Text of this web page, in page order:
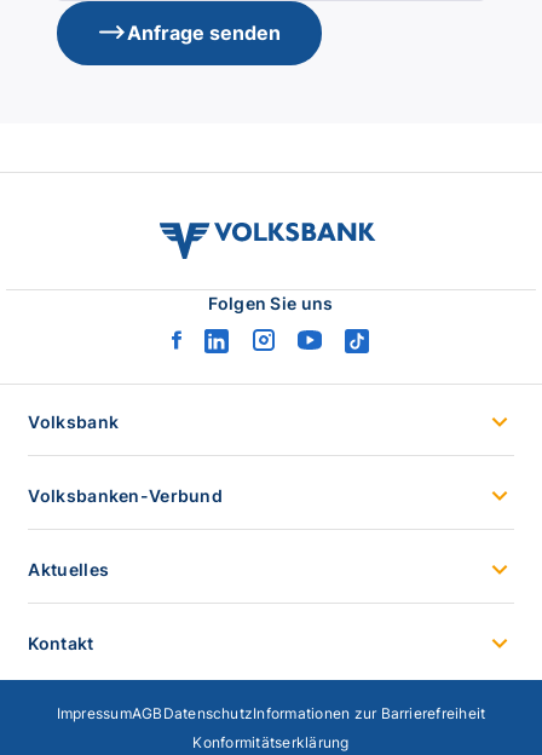
Anfrage senden
volksbank
Folgen Sie uns
facebook
linkedininstagram
youtubetiktok
Volksbank
Volksbanken-Verbund
Aktuelles
Kontakt
ImpressumAGB DatenschutzInformationen zur Barrierefreiheit
Konformitätserklärung